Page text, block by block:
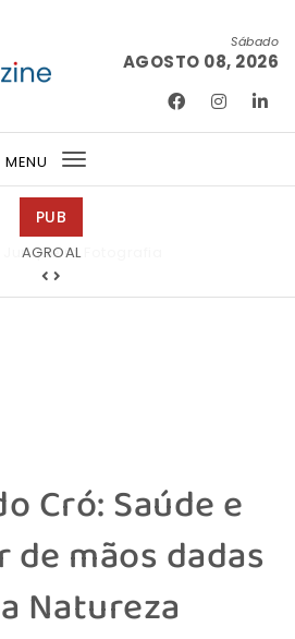
Sábado
AGOSTO 08, 2026
MENU
Toggle
PUB
Junqueira Fotografia
Cró: Saúde e
mãos dadas
Natureza